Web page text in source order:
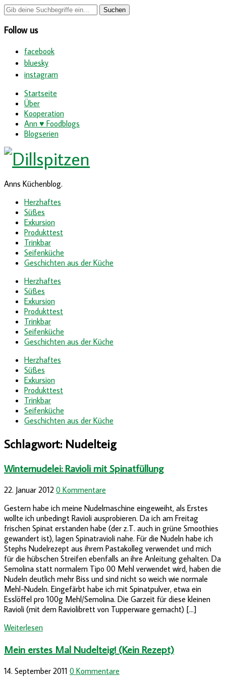
Follow us
facebook
bluesky
instagram
Startseite
Über
Kooperation
Ann ♥ Foodblogs
Blogserien
Anns Küchenblog.
Herzhaftes
Süßes
Exkursion
Produkttest
Trinkbar
Seifenküche
Geschichten aus der Küche
Herzhaftes
Süßes
Exkursion
Produkttest
Trinkbar
Seifenküche
Geschichten aus der Küche
Herzhaftes
Süßes
Exkursion
Produkttest
Trinkbar
Seifenküche
Geschichten aus der Küche
Schlagwort: Nudelteig
Winternudelei: Ravioli mit Spinatfüllung
22. Januar 2012 0 Kommentare
Gestern habe ich meine Nudelmaschine eingeweiht, als Erstes
wollte ich unbedingt Ravioli ausprobieren. Da ich am Freitag
frischen Spinat erstanden habe (der z.T. auch in grüne Smoothies
gewandert ist), lagen Spinatravioli nahe. Für die Nudeln habe ich
Stephs Nudelrezept aus ihrem Pastakolleg verwendet und mich
für die hübschen Streifen ebenfalls an ihre Anleitung gehalten. Da
Semolina statt normalem Tipo 00 Mehl verwendet wird, haben die
Nudeln deutlich mehr Biss und sind nicht so weich wie normale
Mehl-Nudeln. Eingefärbt habe ich mit Spinatpulver, etwa ein
Esslöffel pro 100g Mehl/Semolina. Die Garzeit für diese kleinen
Ravioli (mit dem Raviolibrett von Tupperware gemacht) […]
Weiterlesen
Mein erstes Mal Nudelteig! (Kein Rezept)
14. September 2011 0 Kommentare